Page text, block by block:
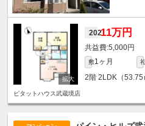
20211万円
5,000円
敷1ヶ月
2階 2LDK（53.75
ピタットハウス武蔵境店